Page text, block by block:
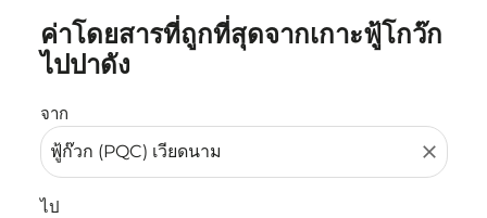
ค่าโดยสารที่ถูกที่สุดจากเกาะฟู้โกว๊ก
ไปปาดัง
จาก
close
ไป
ลองอัปเดตเส้นทางของคุณ (ต้นทางและ/หรือปลายทาง) หรื